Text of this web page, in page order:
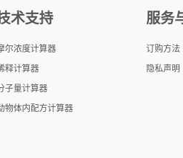
术支持
尔浓度计算器
释计算器
子量计算器
物体内配方计算器
服务
订购方法
隐私声明